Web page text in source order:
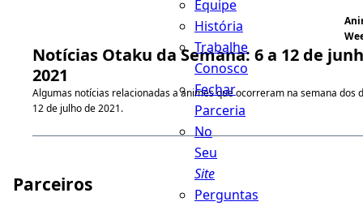
Equipe
História
Trabalhe
Conosco
Fechar
Parceria
No
Seu
Site
Perguntas
Notícias Otaku da Semana: 6 a 12 de
2021
Algumas notícias relacionadas a animes que ocorreram na semana dos
12 de julho de 2021.
Parceiros